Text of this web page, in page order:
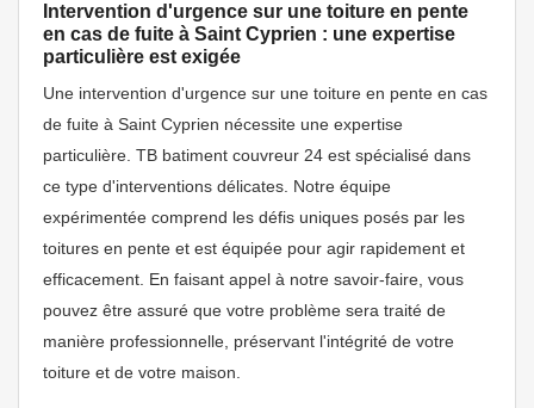
Intervention d'urgence sur une toiture en pente
en cas de fuite à Saint Cyprien : une expertise
particulière est exigée
Une intervention d'urgence sur une toiture en pente en cas
de fuite à Saint Cyprien nécessite une expertise
particulière. TB batiment couvreur 24 est spécialisé dans
ce type d'interventions délicates. Notre équipe
expérimentée comprend les défis uniques posés par les
toitures en pente et est équipée pour agir rapidement et
efficacement. En faisant appel à notre savoir-faire, vous
pouvez être assuré que votre problème sera traité de
manière professionnelle, préservant l'intégrité de votre
toiture et de votre maison.